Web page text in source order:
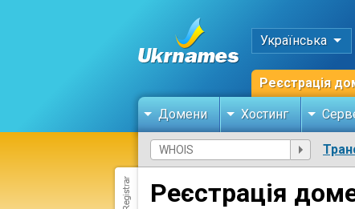
Українська
Реєстрація
Домени Хостинг
Реєстрація